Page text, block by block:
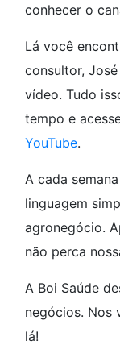
conhecer o
Lá você
consultor,
vídeo. Tudo
tempo e
YouTube.
A cada
linguagem
agronegócio.
não perca
A Boi Saúde
negócios. Nos
lá!